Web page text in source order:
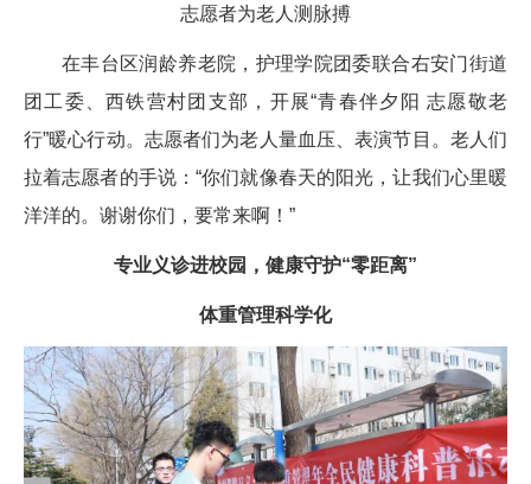
志愿者为老人测脉搏
在丰台区润龄养老院，护理学院团委联合右安门街道
团工委、西铁营村团支部，开展“青春伴夕阳 志愿敬老
行”暖心行动。志愿者们为老人量血压、表演节目。老人们
拉着志愿者的手说：“你们就像春天的阳光，让我们心里暖
洋洋的。谢谢你们，要常来啊！”
专业义诊进校园，健康守护“零距离”
体重管理科学化